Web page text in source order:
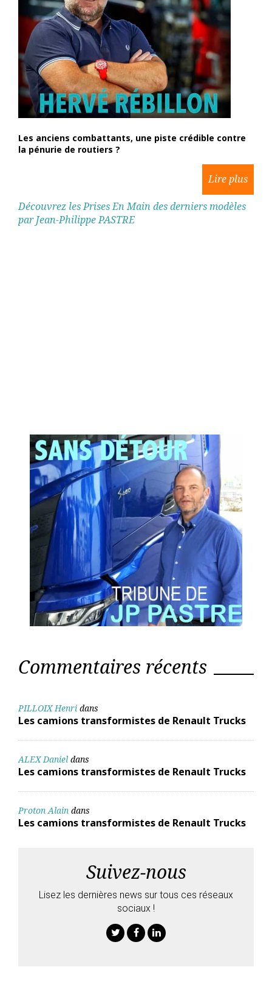
Les anciens combattants, une piste crédible contre
la pénurie de routiers ?
Découvrez les Prises En Main des derniers modèles
par Jean-Philippe PASTRE
Commentaires récents
PILLOIX Henri dans
Les camions transformistes de Renault Trucks
ALEX Daniel dans
Les camions transformistes de Renault Trucks
Proton Alain dans
Les camions transformistes de Renault Trucks
Suivez-nous
Lisez les dernières news sur tous ces réseaux
sociaux !